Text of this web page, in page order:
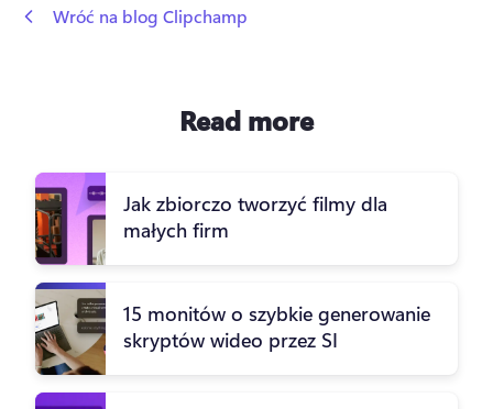
Wróć na blog Clipchamp
Read more
Jak zbiorczo tworzyć filmy dla
małych firm
15 monitów o szybkie generowanie
skryptów wideo przez SI